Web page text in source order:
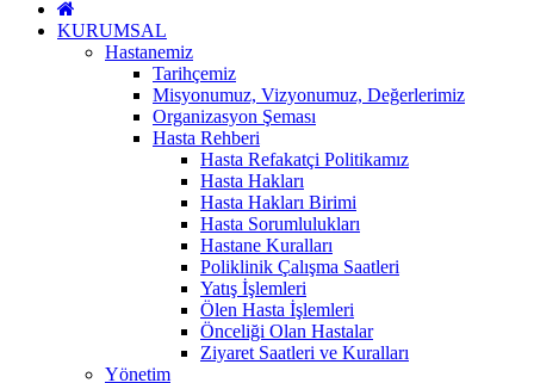
KURUMSAL
Hastanemiz
Tarihçemiz
Misyonumuz, Vizyonumuz, Değerlerimiz
Organizasyon Şeması
Hasta Rehberi
Hasta Refakatçi Politikamız
Hasta Hakları
Hasta Hakları Birimi
Hasta Sorumlulukları
Hastane Kuralları
Poliklinik Çalışma Saatleri
Yatış İşlemleri
Ölen Hasta İşlemleri
Önceliği Olan Hastalar
Ziyaret Saatleri ve Kuralları
Yönetim